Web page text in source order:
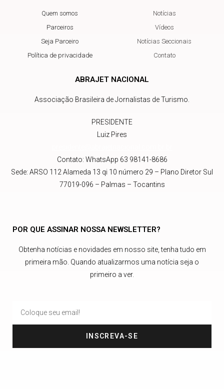
Quem somos
Parceiros
Seja Parceiro
Política de privacidade
Notícias
Vídeos
Notícias Seccionais
Contato
ABRAJET NACIONAL
Associação Brasileira de Jornalistas de Turismo.
PRESIDENTE
Luiz Pires
Contato: WhatsApp 63 98141-8686
Sede: ARSO 112 Alameda 13 qi 10 número 29 – Plano Diretor Sul
77019-096 – Palmas – Tocantins
POR QUE ASSINAR NOSSA NEWSLETTER?
Obtenha notícias e novidades em nosso site, tenha tudo em
primeira mão. Quando atualizarmos uma notícia seja o
primeiro a ver.
INSCREVA-SE